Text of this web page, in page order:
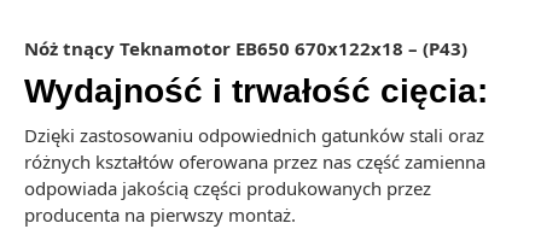
Nóż tnący Teknamotor EB650 670x122x18 – (P43)
Wydajność i trwałość cięcia:
Dzięki zastosowaniu odpowiednich gatunków stali oraz
różnych kształtów oferowana przez nas część zamienna
odpowiada jakością części produkowanych przez
producenta na pierwszy montaż.